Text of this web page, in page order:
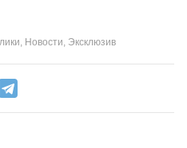
Новости Эксклюзив